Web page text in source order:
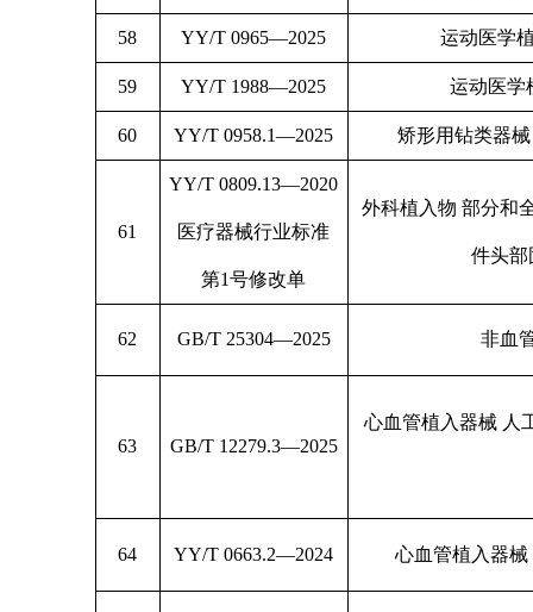
58 YY/T 0965—2025 运动医学
59 YY/T 1988—2025 运动医学
60 YY/T 0958.1—2025 矫形用钻类器
61
YY/T 0809.13—2020
医疗器械行业标准
第1号修改单
外科植入物 部分和
件头部
62 GB/T 25304—2025 非血
63 GB/T 12279.3—2025
心血管植入器械 人
64 YY/T 0663.2—2024 心血管植入器